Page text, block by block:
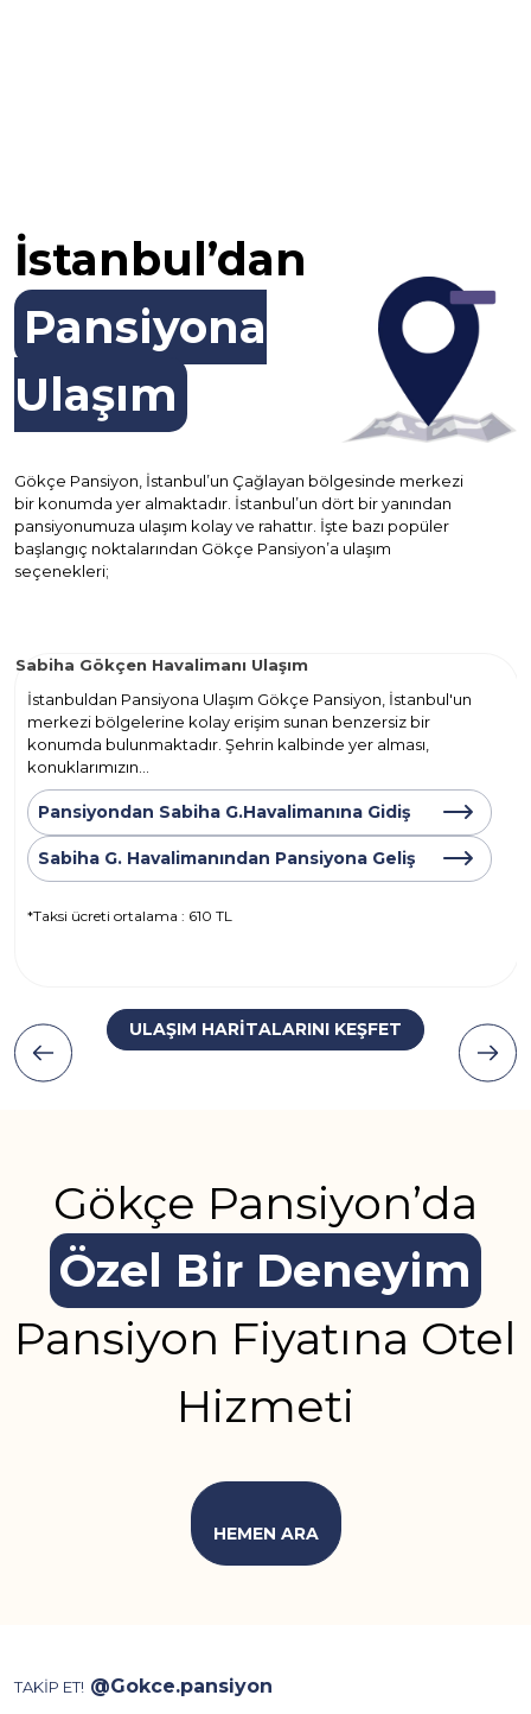
İstanbul’dan
Pansiyona
Ulaşım
Gökçe Pansiyon, İstanbul’un Çağlayan bölgesinde merkezi
bir konumda yer almaktadır. İstanbul’un dört bir yanından
pansiyonumuza ulaşım kolay ve rahattır. İşte bazı popüler
başlangıç noktalarından Gökçe Pansiyon’a ulaşım
seçenekleri;
Alibeyköy Otogarı Ulaşım
İstanbuldan Pansiyona Ulaşım Gökçe Pansiyon,
merkezi bölgelerine kolay erişim sunan benzersiz bir
konumda bulunmaktadır. Şehrin kalbinde yer alması,
konuklarımızın...
Pansiyondan Alibeyköy Otogarına Gidiş
Alibeyköy Otogarına Pansiyondan Geliş
*Taksi ücreti ortalama : 155 TL
ULAŞIM HARİTALARINI KEŞFET
Gökçe Pansiyon’da
Özel Bir Deneyim
Pansiyon Fiyatına Otel
Hizmeti
HEMEN ARA
TAKİP ET! @Gokce.pansiyon